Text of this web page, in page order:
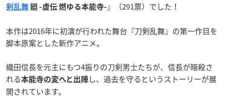
剣乱舞 廻 -虚伝 燃ゆる本能寺-』（291票）でした！
本作は2016年に初演が行われた舞台『刀剣乱舞』の第一作目を
脚本原案とした新作アニメ。
織田信長を元主にもつ4振りの刀剣男士たちが、信長が暗殺さ
れる本能寺の変へと出陣 し、過去を守るというストーリーが展
開されています。